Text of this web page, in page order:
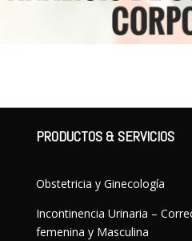
PRODUCTOS & SERVICIOS
Obstetricia y Ginecología
Incontinencia Urinaria –
femenina y Masculina